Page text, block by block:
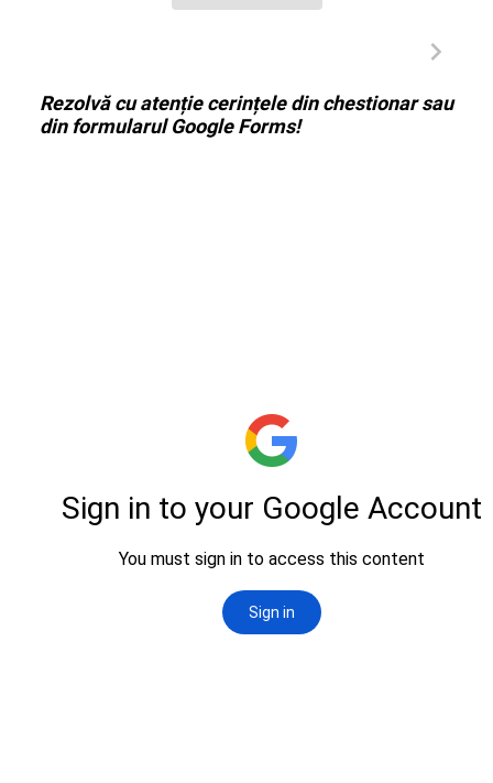
Rezolvă cu atenție cerințele din chestionar sau
din formularul Google Forms!